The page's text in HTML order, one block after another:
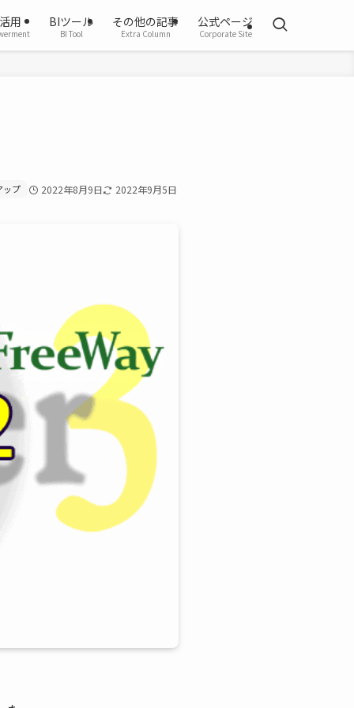
用 BIツール
BI Tool
その他の記事
Extra Column
公式ページ
Corporate Site
ップ 2022年8月9日 2022年9月5日